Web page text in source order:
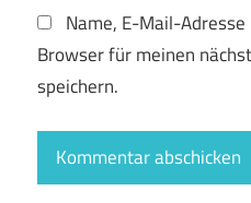
Name, E-Mail-
Browser für meinen
speichern.